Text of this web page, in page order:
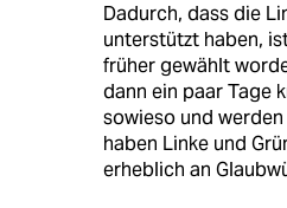
Dadurch, dass die
unterstützt haben,
früher gewählt
dann ein paar Tage
sowieso und
haben Linke und
erheblich an